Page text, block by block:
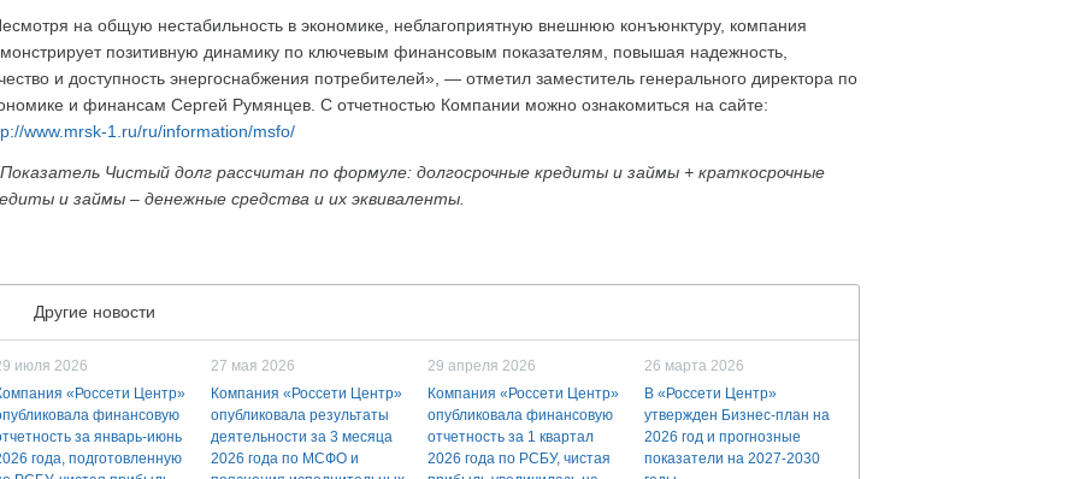
на общую нестабильность в экономике, неблагоприятную внешнюю конъюнктуру, компания
позитивную динамику по ключевым финансовым показателям, повышая надежность,
и доступность энергоснабжения потребителей», — отметил заместитель генерального директора по
и финансам Сергей Румянцев. С отчетностью Компании можно ознакомиться на сайте:
www.mrsk-1.ru/ru/information/msfo/
Показатель Чистый долг рассчитан по формуле: долгосрочные кредиты и займы + краткосрочные
и займы – денежные средства и их эквиваленты.
Другие новости
июля 2026
«Россети Центр»
финансовую
за январь-июнь
года, подготовленную
27 мая 2026
Компания «Россети Центр»
опубликовала результаты
деятельности за 3 месяца
2026 года по МСФО и
29 апреля 2026
Компания «Россети Центр»
опубликовала финансовую
отчетность за 1 квартал
2026 года по РСБУ, чистая
26 марта 2026
В «Россети Центр»
утвержден Бизнес-план на
2026 год и прогнозные
показатели на 2027-2030